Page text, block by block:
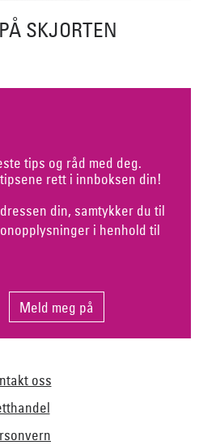
SKJORTEN
tips og råd med deg.
rett i innboksen din!
din, samtykker du til
i henhold til
oss